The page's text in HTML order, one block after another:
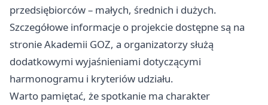
przedsiębiorców – małych, średnich i dużych.
Szczegółowe informacje o projekcie dostępne są na
stronie Akademii GOZ, a organizatorzy służą
dodatkowymi wyjaśnieniami dotyczącymi
harmonogramu i kryteriów udziału.
Warto pamiętać, że spotkanie ma charakter